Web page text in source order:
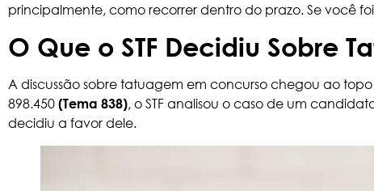
principalmente, como recorrer dentro do prazo. Se você
O Que o STF Decidiu Sobre
A discussão sobre tatuagem em concurso chegou ao
898.450 (Tema 838), o STF analisou o caso de um
decidiu a favor dele.